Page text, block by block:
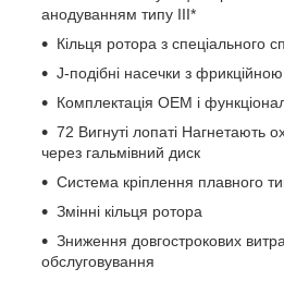
анодуванням типу III*
Кільця ротора з спеціального
J-подібні насечки з
Комплектація OEM і
72 Вигнуті лопаті Нагнетають
через гальмівний диск
Система кріплення плавного
Змінні кільця ротора
Зниження довгострокових
обслуговування